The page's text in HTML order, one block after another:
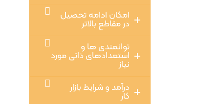
امکان ادامه تحصیل
در مقاطع بالاتر
توانمندی ها و
استعدادهای ذاتی مورد
نیاز
درآمد و شرایط بازار
کار